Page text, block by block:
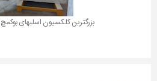
بزرگترین کلکسیون اسلبهای